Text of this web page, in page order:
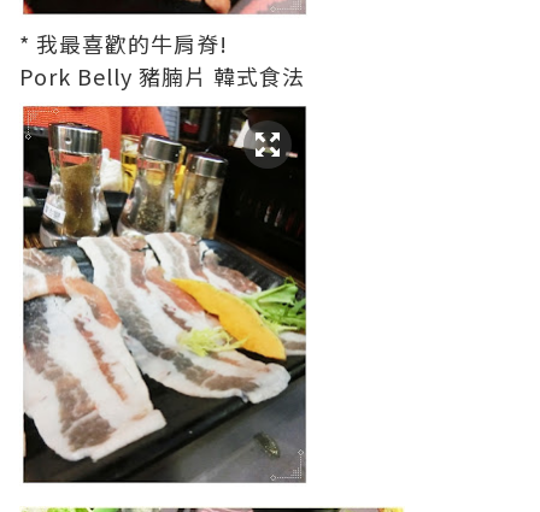
* 我最喜歡的牛肩脊!
Pork Belly 豬腩片 韓式食法